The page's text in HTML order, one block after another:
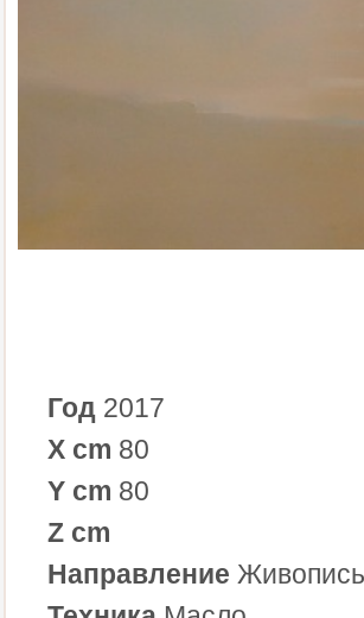
Год 2017
X cm 80
Y cm 80
Z cm
Направление Живопись